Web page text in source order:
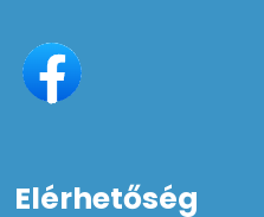
Elérhetőség